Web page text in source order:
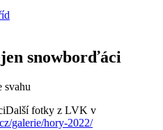
snowborďáci
svahu
Další fotky z LVK v
galerie/hory-2022/